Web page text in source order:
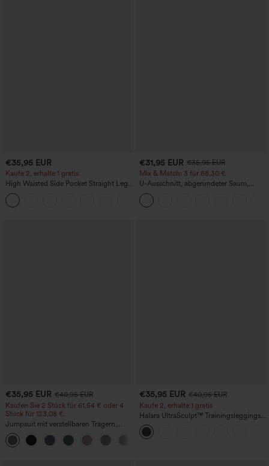
€35,95 EUR
Kaufe 2, erhalte 1 gratis
High Waisted Side Pocket Straight Leg
Work Pants
€31,95 EUR €35,95 EUR
Mix & Match: 3 für 88,30 €
U-Ausschnitt, abgerundeter Saum,
InstantCool Yoga-Trägertop – UPF50+
€35,95 EUR €40,95 EUR
Kaufen Sie 2 Stück für 61,54 € oder 4
Stück für 123,08 €.
Jumpsuit mit verstellbaren Trägern,
gerafftem Detail, weitem Bein und
meliertem Stoff, lässig, mit Taschen -
Easy Peezy
€35,95 EUR €40,95 EUR
Kaufe 2, erhalte 1 gratis
Halara UltraSculpt™ Trainingsleggings
mit hohem Bund – raffende Push-up-
Po-Form, Bauchkontrolle, Taschen und
formende Passform